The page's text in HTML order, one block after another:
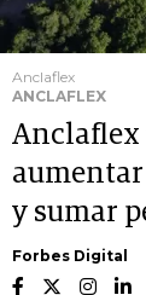
Anclaflex
ANCLAFLEX
y sumar
Forbes Digital